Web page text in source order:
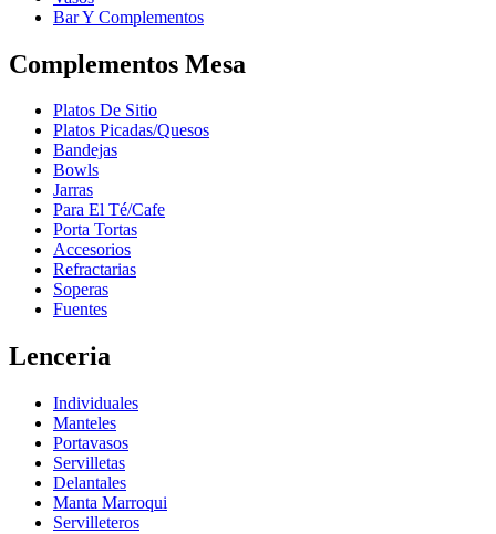
Bar Y Complementos
Complementos Mesa
Platos De Sitio
Platos Picadas/Quesos
Bandejas
Bowls
Jarras
Para El Té/Cafe
Porta Tortas
Accesorios
Refractarias
Soperas
Fuentes
Lenceria
Individuales
Manteles
Portavasos
Servilletas
Delantales
Manta Marroqui
Servilleteros